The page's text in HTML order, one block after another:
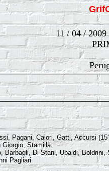
11 / 04 /
Pagani, Calori, Gatti, Accursi
Giorgio, Stamilla
Barbagli, Di Stani, Ubaldi, Boldrini,
Pagliari